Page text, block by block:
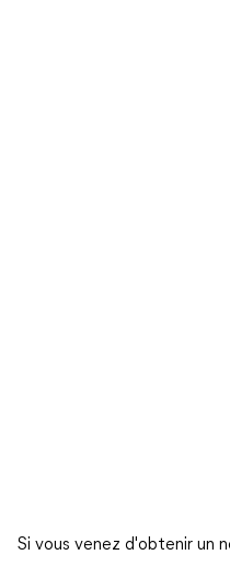
Si vous venez d'obtenir un